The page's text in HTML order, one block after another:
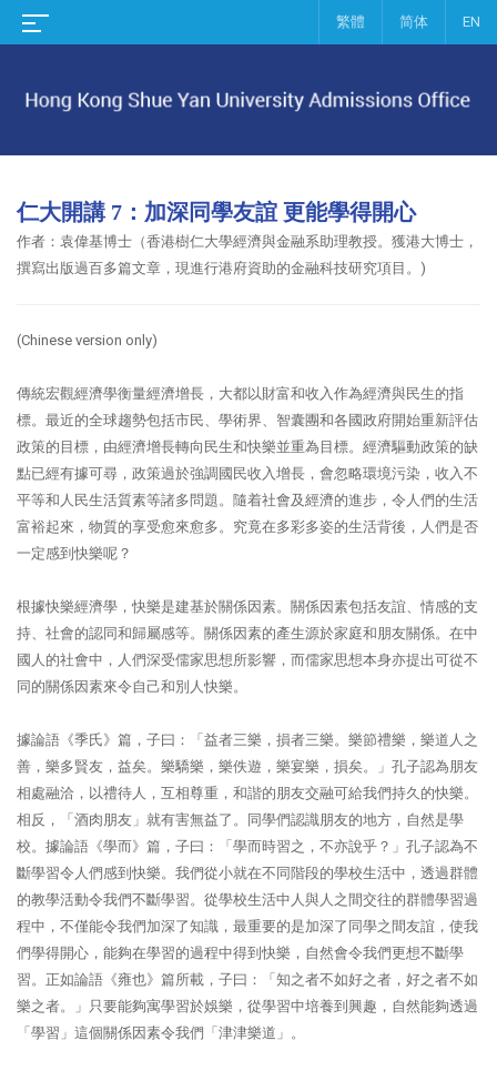
繁體 简体 EN
仁大開講 7：加深同學友誼 更能學得開心
作者：袁偉基博士（香港樹仁大學經濟與金融系助理教授。獲港大博士，
撰寫出版過百多篇文章，現進行港府資助的金融科技研究項目。)
(Chinese version only)
傳統宏觀經濟學衡量經濟增長，大都以財富和收入作為經濟與民生的指
標。最近的全球趨勢包括市民、學術界、智囊團和各國政府開始重新評估
政策的目標，由經濟增長轉向民生和快樂並重為目標。經濟驅動政策的缺
點已經有據可尋，政策過於強調國民收入增長，會忽略環境污染，收入不
平等和人民生活質素等諸多問題。隨着社會及經濟的進步，令人們的生活
富裕起來，物質的享受愈來愈多。究竟在多彩多姿的生活背後，人們是否
一定感到快樂呢？
根據快樂經濟學，快樂是建基於關係因素。關係因素包括友誼、情感的支
持、社會的認同和歸屬感等。關係因素的產生源於家庭和朋友關係。在中
國人的社會中，人們深受儒家思想所影響，而儒家思想本身亦提出可從不
同的關係因素來令自己和別人快樂。
據論語《季氏》篇，子曰：「益者三樂，損者三樂。樂節禮樂，樂道人之
善，樂多賢友，益矣。樂驕樂，樂佚遊，樂宴樂，損矣。」孔子認為朋友
相處融洽，以禮待人，互相尊重，和諧的朋友交融可給我們持久的快樂。
相反，「酒肉朋友」就有害無益了。同學們認識朋友的地方，自然是學
校。據論語《學而》篇，子曰：「學而時習之，不亦說乎？」孔子認為不
斷學習令人們感到快樂。我們從小就在不同階段的學校生活中，透過群體
的教學活動令我們不斷學習。從學校生活中人與人之間交往的群體學習過
程中，不僅能令我們加深了知識，最重要的是加深了同學之間友誼，使我
們學得開心，能夠在學習的過程中得到快樂，自然會令我們更想不斷學
習。正如論語《雍也》篇所載，子曰：「知之者不如好之者，好之者不如
樂之者。」只要能夠寓學習於娛樂，從學習中培養到興趣，自然能夠透過
「學習」這個關係因素令我們「津津樂道」。